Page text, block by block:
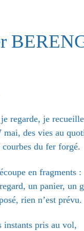
regarde, je
mai, des vies au
courbes du fer forgé.
en fragments :
un panier, un
rien n’est prévu.
instants pris au vol,